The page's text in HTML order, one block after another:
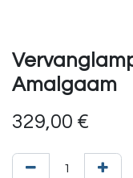
Amalgaam
329,00 €